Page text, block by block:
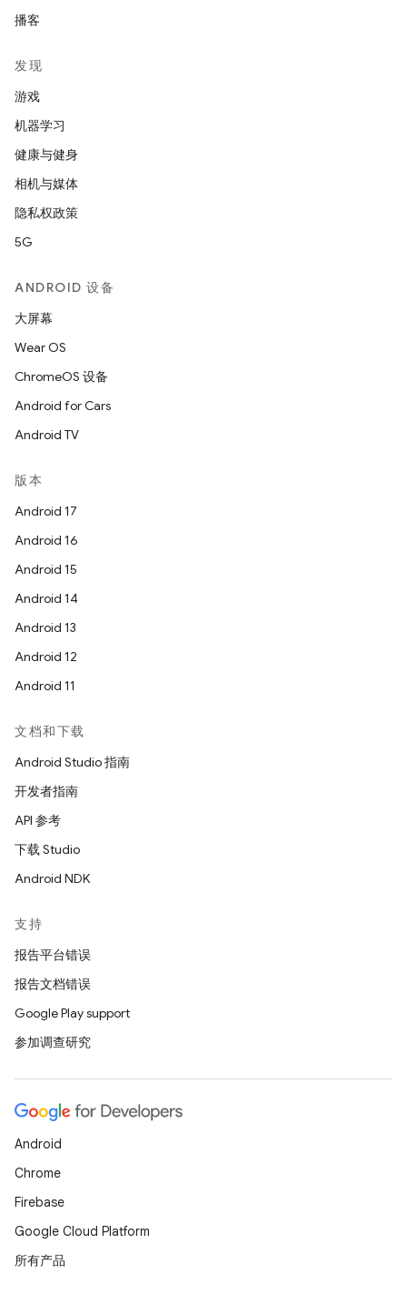
播客
发现
游戏
机器学习
健康与健身
相机与媒体
隐私权政策
5G
ANDROID 设备
大屏幕
Wear OS
ChromeOS 设备
Android for Cars
Android TV
版本
Android 17
Android 16
Android 15
Android 14
Android 13
Android 12
Android 11
文档和下载
Android Studio 指南
开发者指南
API 参考
下载 Studio
Android NDK
支持
报告平台错误
报告文档错误
Google Play support
参加调查研究
Android
Chrome
Firebase
Google Cloud Platform
所有产品